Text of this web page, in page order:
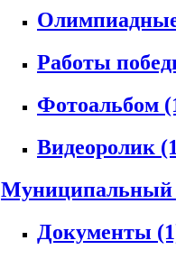
Работы
Фотоальбом
Видеоролик
Муниципальный
Документы